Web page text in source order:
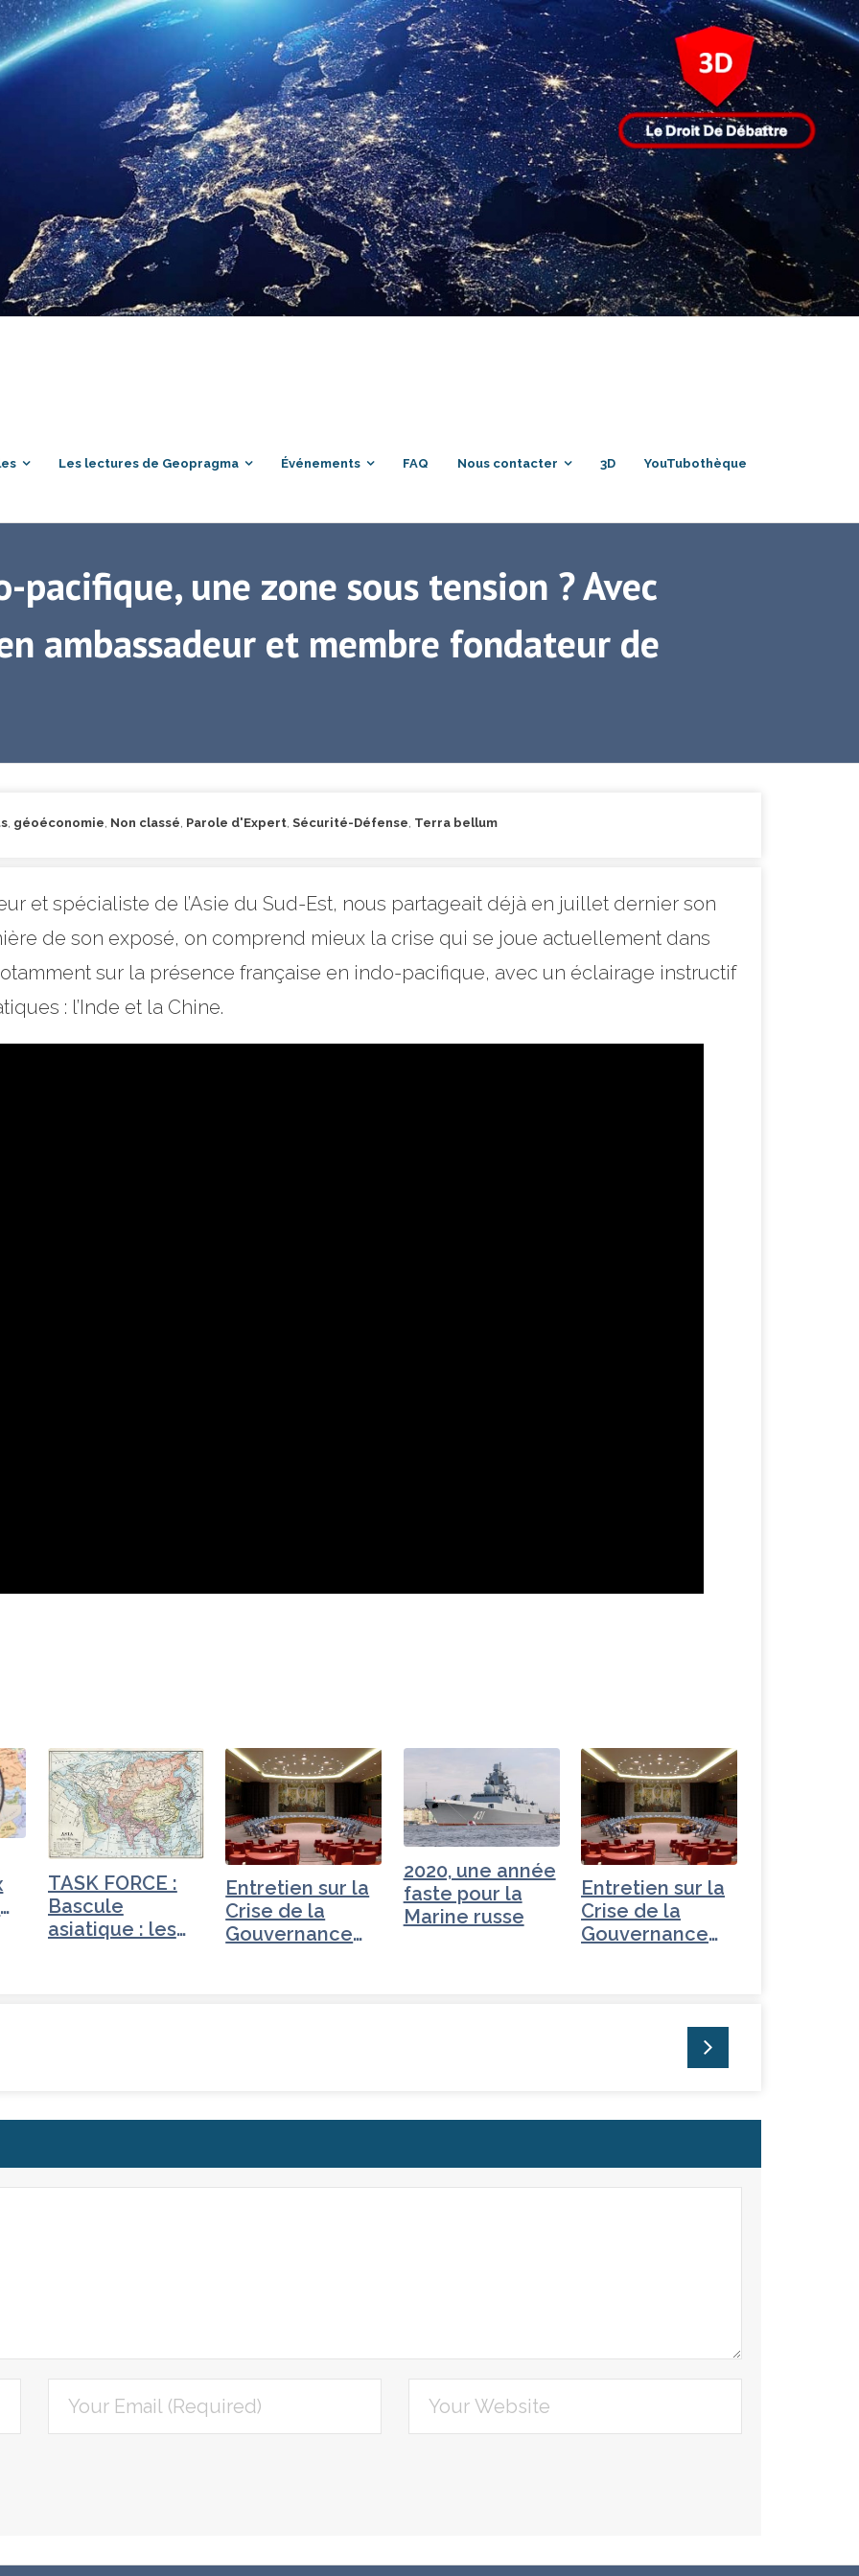
Les lectures de Geopragma Événements FAQ Nous contacter 3D YouTubothèque
pacifique, une zone sous tension ? Avec
ambassadeur et membre fondateur de
géoéconomie Non classé Parole d'Expert Sécurité-Défense Terra bellum
et spécialiste de l’Asie du Sud-Est, nous partageait déjà en juillet dernier son
de son exposé, on comprend mieux la crise qui se joue actuellement dans
sur la présence française en indo-pacifique, avec un éclairage instructif
: l’Inde et la Chine.
TASK FORCE :
Bascule
asiatique : les
Entretien sur la
Crise de la
Gouvernance
2020, une année
faste pour la
Marine russe
Entretien sur la
Crise de la
Gouvernance